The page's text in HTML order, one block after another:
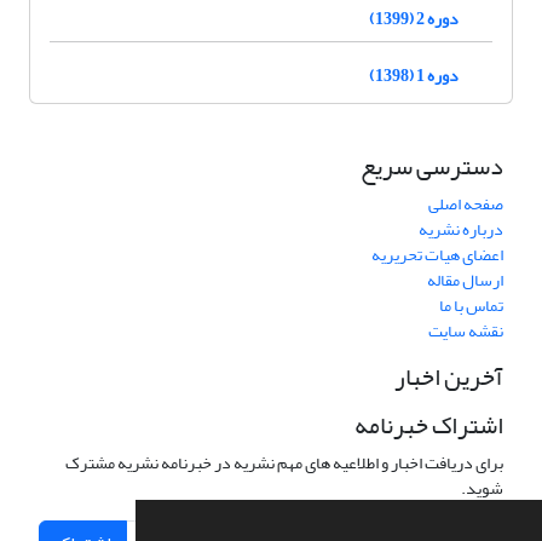
دوره 2 (1399)
دوره 1 (1398)
دسترسی سریع
صفحه اصلی
درباره نشریه
اعضای هیات تحریریه
ارسال مقاله
تماس با ما
نقشه سایت
آخرین اخبار
اشتراک خبرنامه
برای دریافت اخبار و اطلاعیه های مهم نشریه در خبرنامه نشریه مشترک
شوید.